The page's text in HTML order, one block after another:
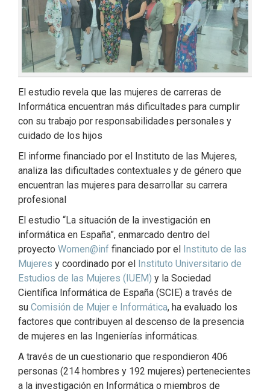
El estudio revela que las mujeres de carreras de
Informática encuentran más dificultades para cumplir
con su trabajo por responsabilidades personales y
cuidado de los hijos
El informe financiado por el Instituto de las Mujeres,
analiza las dificultades contextuales y de género que
encuentran las mujeres para desarrollar su carrera
profesional
El estudio “La situación de la investigación en
informática en España”, enmarcado dentro del
proyecto Women@inf financiado por el Instituto de las
Mujeres y coordinado por el Instituto Universitario de
Estudios de las Mujeres (IUEM) y la Sociedad
Científica Informática de España (SCIE) a través de
su Comisión de Mujer e Informática, ha evaluado los
factores que contribuyen al descenso de la presencia
de mujeres en las Ingenierías informáticas.
A través de un cuestionario que respondieron 406
personas (214 hombres y 192 mujeres) pertenecientes
a la investigación en Informática o miembros de